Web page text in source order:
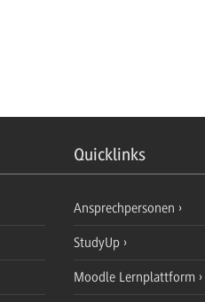
Quicklinks
Ansprechpersonen
StudyUp
Moodle Lernplattform